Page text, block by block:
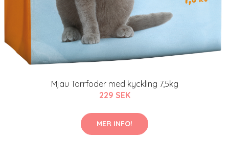
Mjau Torrfoder med kyckling 7,5kg
229 SEK
MER INFO!